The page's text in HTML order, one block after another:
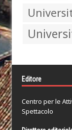
Editore
Centro per le
Spettacolo